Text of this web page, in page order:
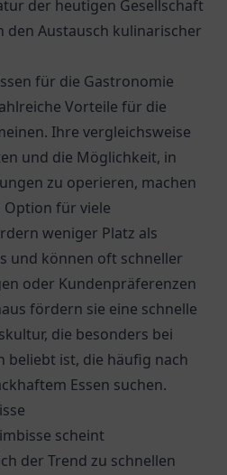
der heutigen Gesellschaft
Austausch kulinarischer
für die Gastronomie
Vorteile für die
Ihre vergleichsweise
und die Möglichkeit, in
zu operieren, machen
für viele
weniger Platz als
und können oft schneller
oder Kundenpräferenzen
fördern sie eine schnelle
die besonders bei
beliebt ist, die häufig nach
Essen suchen.
scheint
der Trend zu schnellen